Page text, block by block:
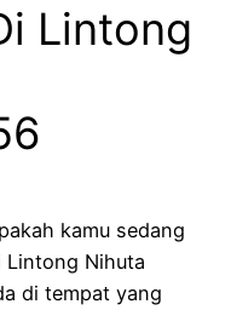
Lintong
kamu sedang
Lintong Nihuta
di tempat yang